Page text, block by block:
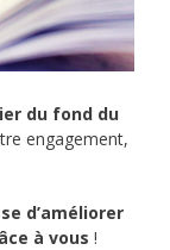
du fond du
engagement,
d’améliorer
à vous !